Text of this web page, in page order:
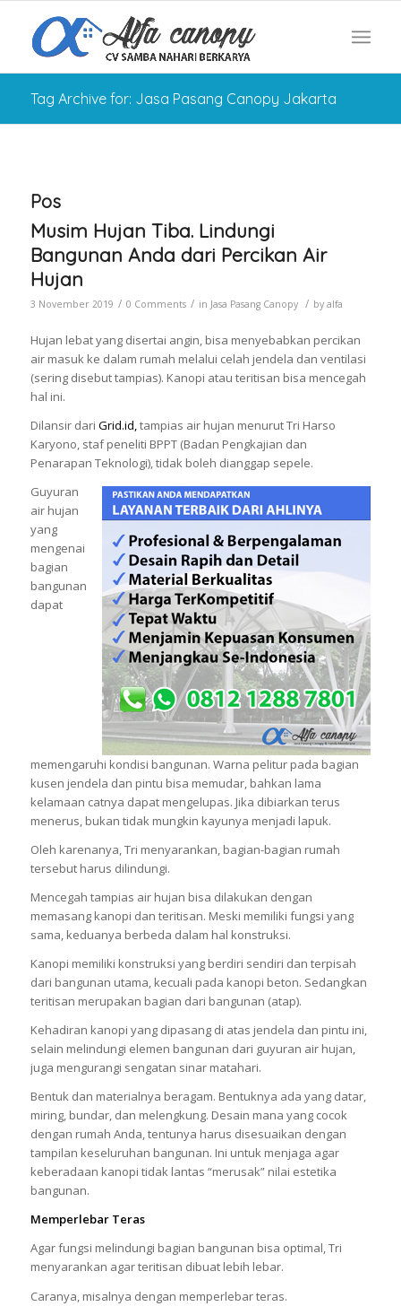
Tag Archive for: Jasa Pasang Canopy Jakarta
Pos
Musim Hujan Tiba. Lindungi
Bangunan Anda dari Percikan Air
Hujan
3 November 2019 / 0 Comments / in Jasa Pasang Canopy / by alfa
Hujan lebat yang disertai angin, bisa menyebabkan percikan
air masuk ke dalam rumah melalui celah jendela dan ventilasi
(sering disebut tampias). Kanopi atau teritisan bisa mencegah
hal ini.
Dilansir dari Grid.id,tampias air hujan menurut Tri Harso
Karyono, staf peneliti BPPT (Badan Pengkajian dan
Penarapan Teknologi), tidak boleh dianggap sepele.
Guyuran
air hujan
yang
mengenai
bagian
bangunan
dapat
memengaruhi kondisi bangunan. Warna pelitur pada bagian
kusen jendela dan pintu bisa memudar, bahkan lama
kelamaan catnya dapat mengelupas. Jika dibiarkan terus
menerus, bukan tidak mungkin kayunya menjadi lapuk.
Oleh karenanya, Tri menyarankan, bagian-bagian rumah
tersebut harus dilindungi.
Mencegah tampias air hujan bisa dilakukan dengan
memasang kanopi dan teritisan. Meski memiliki fungsi yang
sama, keduanya berbeda dalam hal konstruksi.
Kanopi memiliki konstruksi yang berdiri sendiri dan terpisah
dari bangunan utama, kecuali pada kanopi beton. Sedangkan
teritisan merupakan bagian dari bangunan (atap).
Kehadiran kanopi yang dipasang di atas jendela dan pintu ini,
selain melindungi elemen bangunan dari guyuran air hujan,
juga mengurangi sengatan sinar matahari.
Bentuk dan materialnya beragam. Bentuknya ada yang datar,
miring, bundar, dan melengkung. Desain mana yang cocok
dengan rumah Anda, tentunya harus disesuaikan dengan
tampilan keseluruhan bangunan. Ini untuk menjaga agar
keberadaan kanopi tidak lantas “merusak” nilai estetika
bangunan.
Memperlebar Teras
Agar fungsi melindungi bagian bangunan bisa optimal, Tri
menyarankan agar teritisan dibuat lebih lebar.
Caranya, misalnya dengan memperlebar teras.